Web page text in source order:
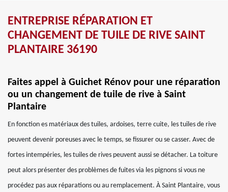
ENTREPRISE RÉPARATION ET
CHANGEMENT DE TUILE DE RIVE SAINT
PLANTAIRE 36190
Faites appel à Guichet Rénov pour une réparation
ou un changement de tuile de rive à Saint
Plantaire
En fonction es matériaux des tuiles, ardoises, terre cuite, les tuiles de rive
peuvent devenir poreuses avec le temps, se fissurer ou se casser. Avec de
fortes intempéries, les tuiles de rives peuvent aussi se détacher. La toiture
peut alors présenter des problèmes de fuites via les pignons si vous ne
procédez pas aux réparations ou au remplacement. À Saint Plantaire, vous